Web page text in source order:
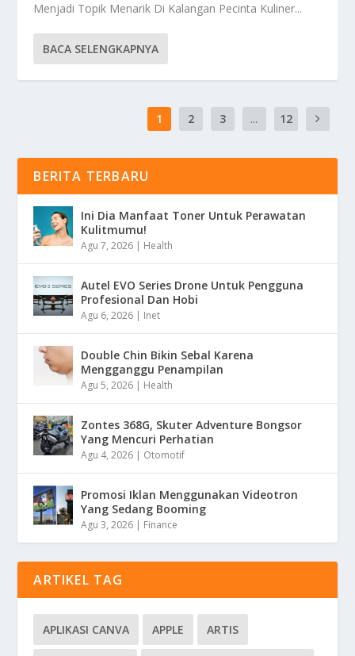
Menjadi Topik Menarik Di Kalangan Pecinta Kuliner...
BACA SELENGKAPNYA
1 2 3 ... 12
BERITA TERBARU
Ini Dia Manfaat Toner Untuk Perawatan
Kulitmumu!
Agu 7, 2026 | Health
Autel EVO Series Drone Untuk Pengguna
Profesional Dan Hobi
Agu 6, 2026 | Inet
Double Chin Bikin Sebal Karena
Mengganggu Penampilan
Agu 5, 2026 | Health
Zontes 368G, Skuter Adventure Bongsor
Yang Mencuri Perhatian
Agu 4, 2026 | Otomotif
Promosi Iklan Menggunakan Videotron
Yang Sedang Booming
Agu 3, 2026 | Finance
ARTIKEL TAG
APLIKASI CANVA APPLE ARTIS